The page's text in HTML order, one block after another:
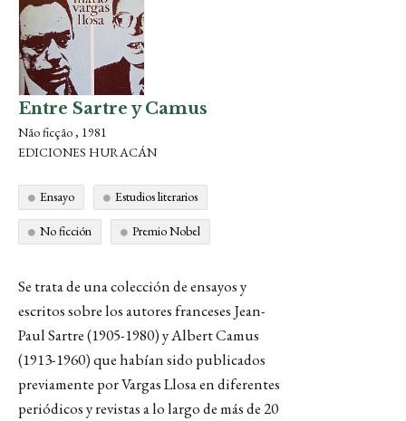
Entre Sartre y Camus
Não ficção , 1981
EDICIONES HURACÁN
Ensayo Estudios literarios
No ficción Premio Nobel
Se trata de una colección de ensayos y
escritos sobre los autores franceses Jean-
Paul Sartre (1905-1980) y Albert Camus
(1913-1960) que habían sido publicados
previamente por Vargas Llosa en diferentes
periódicos y revistas a lo largo de más de 20